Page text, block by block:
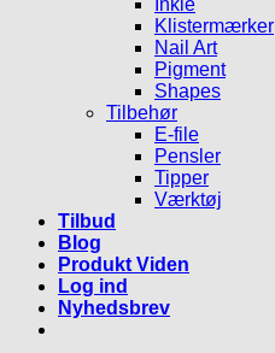
Inkie
Klistermærker
Nail Art
Pigment
Shapes
Tilbehør
E-file
Pensler
Tipper
Værktøj
Tilbud
Blog
Produkt Viden
Log ind
Nyhedsbrev